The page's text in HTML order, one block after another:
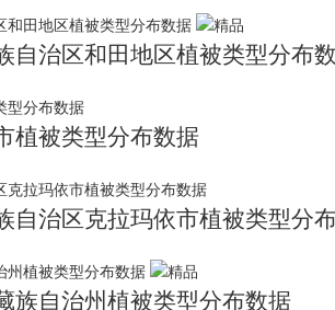
自治区和田地区植被类型分布
植被类型分布数据
自治区克拉玛依市植被类型分
族自治州植被类型分布数据